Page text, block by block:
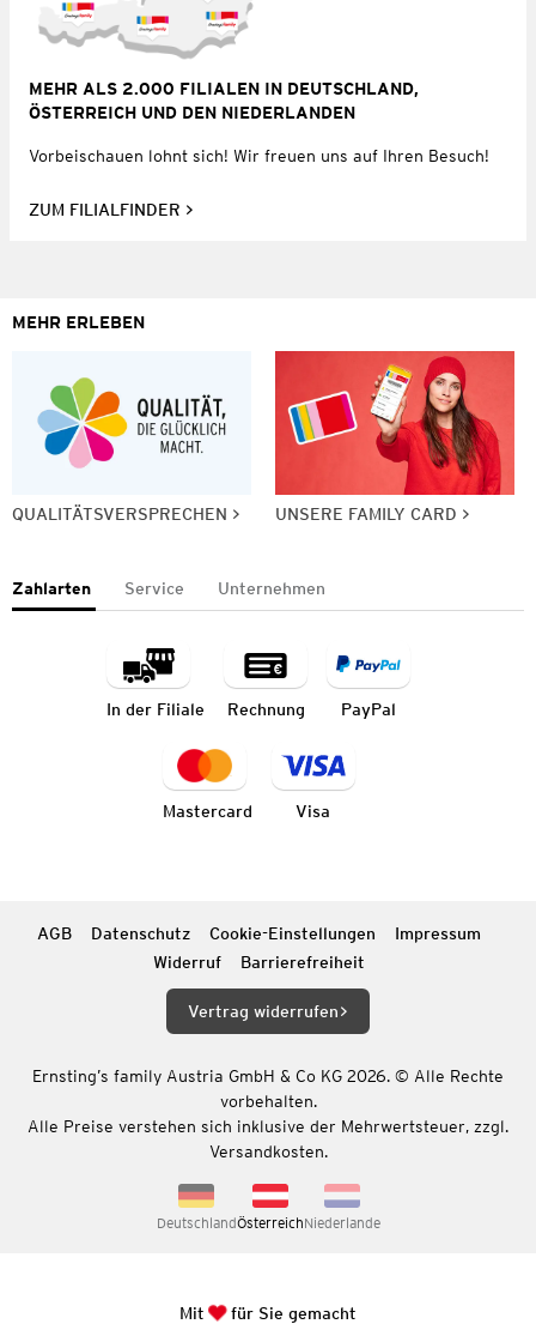
MEHR ALS 2.000 FILIALEN IN DEUTSCHLAND,
ÖSTERREICH UND DEN NIEDERLANDEN
Vorbeischauen lohnt sich! Wir freuen uns auf Ihren Besuch!
ZUM FILIALFINDER
MEHR ERLEBEN
QUALITÄTSVERSPRECHEN UNSERE FAMILY CARD
Zahlarten Service Unternehmen
In der Filiale Rechnung PayPal
Mastercard Visa
AGB Datenschutz Cookie-Einstellungen
Impressum
Widerruf
Barrierefreiheit
Vertrag widerrufen
Ernsting’s family Austria GmbH & Co KG 2026. © Alle Rechte
vorbehalten.
Alle Preise verstehen sich inklusive der Mehrwertsteuer, zzgl.
Versandkosten.
DeutschlandÖsterreichNiederlande
Mit für Sie gemacht